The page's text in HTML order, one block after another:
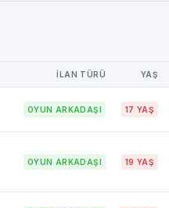
İLAN TÜRÜ YAŞ
OYUN ARKADAŞI 17 YAŞ
OYUN ARKADAŞI 19 YAŞ